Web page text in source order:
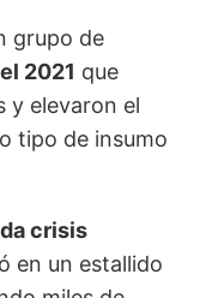
grupo de
2021 que
y elevaron el
tipo de insumo
crisis
en un estallido